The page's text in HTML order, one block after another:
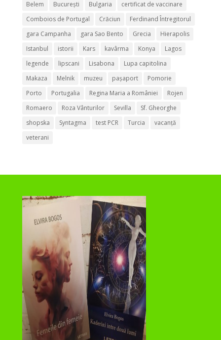
Belem
București Bulgaria
certificat de vaccinare
Comboios de Portugal
Crăciun
Ferdinand Întregitorul
gara Campanha
gara Sao Bento Grecia
Hierapolis
Istanbul
istorii Kars kavârma Konya
Lagos
legende
lipscani Lisabona
Lupa capitolina
Makaza
Melnik muzeu pașaport
Pomorie
Porto
Portugalia Regina Maria a României
Rojen
Romaero
Roza Vânturilor Sevilla
Sf. Gheorghe
shopska
Syntagma test PCR Turcia
vacanță
veterani